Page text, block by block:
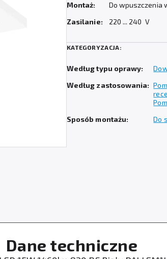
Montaż:
Do wpuszczenia
Zasilanie:
220 ... 240 V
KATEGORYZACJA:
Według typu oprawy:
Według zastosowania:
Sposób montażu:
Do
Dane techniczne